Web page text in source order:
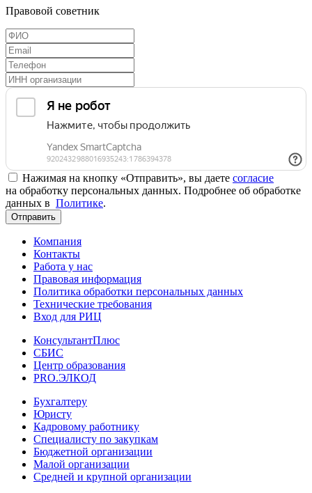
Правовой советник
Нажимая на кнопку «Отправить», вы даете согласие
на обработку персональных данных. Подробнее об обработке
данных в Политике.
Отправить
Компания
Контакты
Работа у нас
Правовая информация
Политика обработки персональных данных
Технические требования
Вход для РИЦ
КонсультантПлюс
СБИС
Центр образования
PRO.ЭЛКОД
Бухгалтеру
Юристу
Кадровому работнику
Специалисту по закупкам
Бюджетной организации
Малой организации
Средней и крупной организации